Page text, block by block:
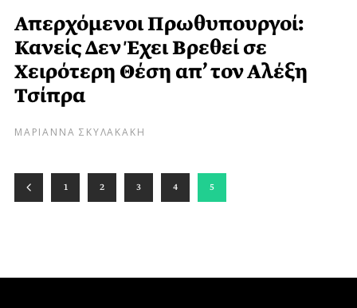
Απερχόμενοι Πρωθυπουργοί:
Κανείς Δεν Έχει Βρεθεί σε
Χειρότερη Θέση απ’ τον Αλέξη
Τσίπρα
ΜΑΡΙΑΝΝΑ ΣΚΥΛΑΚΑΚΗ
1 2 3 4 5